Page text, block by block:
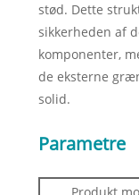
stød. Dette
sikkerheden af
komponenter,
de eksterne
solid.
Parametre